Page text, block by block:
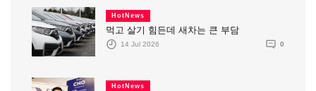
HotNews
먹고 살기 힘든데 새차는 큰 부담
14 Jul 2026 0
HotNews